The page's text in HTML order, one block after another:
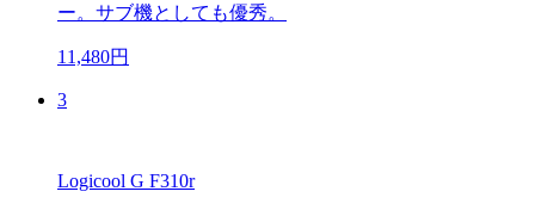
ー。サブ機としても優秀。
11,480円
3
Logicool G F310r